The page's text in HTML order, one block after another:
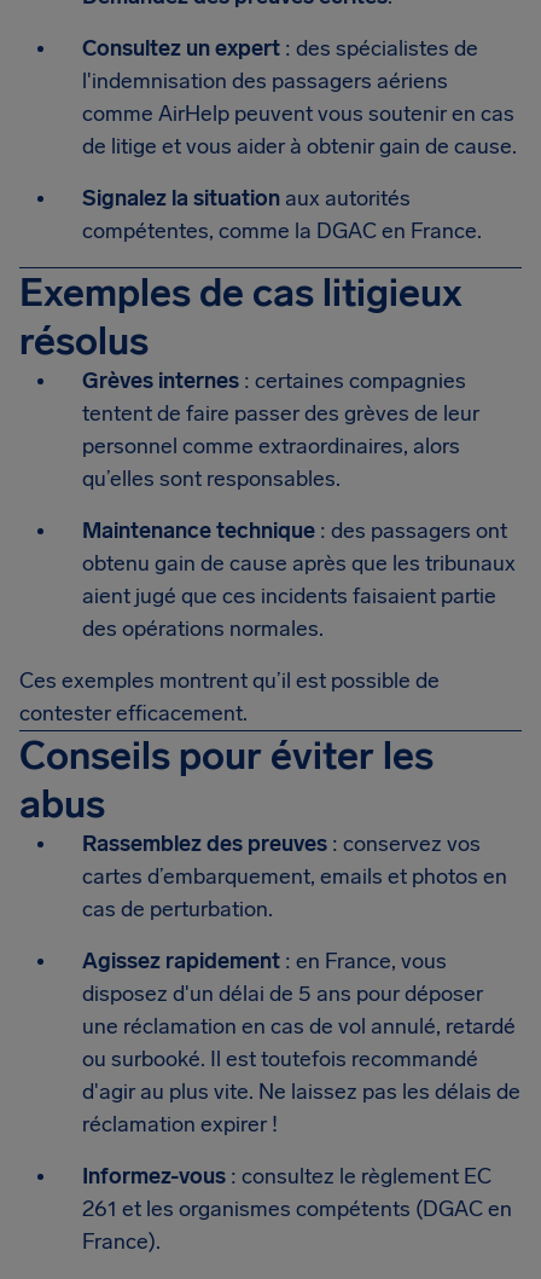
Consultez un expert : des spécialistes de
l'indemnisation des passagers aériens
comme AirHelp peuvent vous soutenir en cas
de litige et vous aider à obtenir gain de cause.
Signalez la situation aux autorités
compétentes, comme la DGAC en France.
Exemples de cas litigieux
résolus
Grèves internes : certaines compagnies
tentent de faire passer des grèves de leur
personnel comme extraordinaires, alors
qu’elles sont responsables.
Maintenance technique : des passagers ont
obtenu gain de cause après que les tribunaux
aient jugé que ces incidents faisaient partie
des opérations normales.
Ces exemples montrent qu’il est possible de
contester efficacement.
Conseils pour éviter les
abus
Rassemblez des preuves : conservez vos
cartes d’embarquement, emails et photos en
cas de perturbation.
Agissez rapidement : en France, vous
disposez d'un délai de 5 ans pour déposer
une réclamation en cas de vol annulé, retardé
ou surbooké. Il est toutefois recommandé
d'agir au plus vite. Ne laissez pas les délais de
réclamation expirer !
Informez-vous : consultez le règlement EC
261 et les organismes compétents (DGAC en
France).